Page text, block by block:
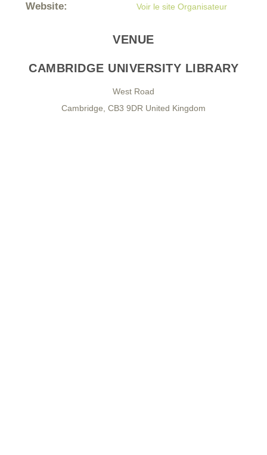
Website: Voir le site Organisateur
VENUE
CAMBRIDGE UNIVERSITY LIBRARY
West Road
Cambridge CB3 9DR United Kingdom